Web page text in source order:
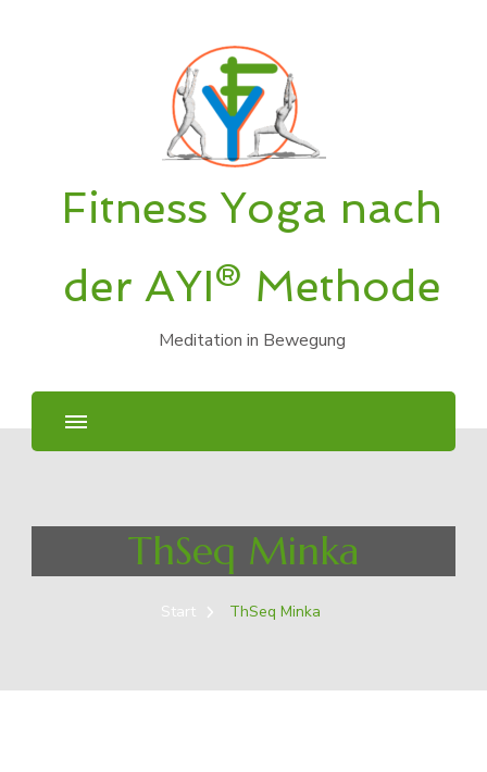
Fitness Yoga nach
der AYI® Methode
Meditation in Bewegung
ThSeq Minka
Start ThSeq Minka